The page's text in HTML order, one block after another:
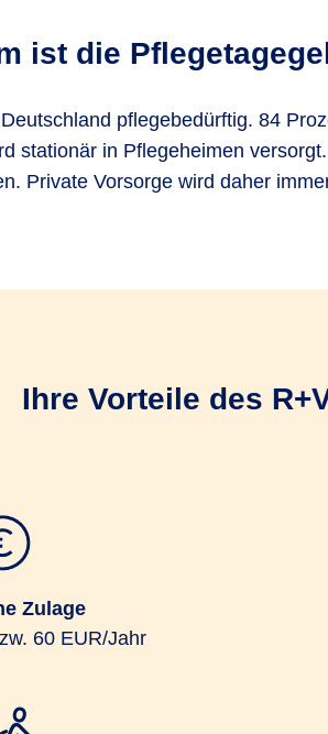
ist die
pflegebedürftig. 84
stationär in Pflegeheimen
Private Vorsorge wird daher
Ihre Vorteile des
Zulage
60 EUR/Jahr